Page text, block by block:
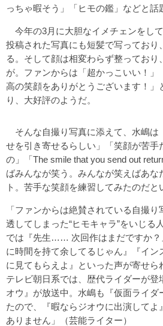
っちゃ暇そう」「ヒモの鑑」などと話
今年の3月に大胆なイメチェンをし
投稿された写真にも短髪で写っており
る。そして顔は相変わらず整っており
が。ファンからは「超かっこいい！」
高の笑顔をありがとうございます！」
り、大好評のようだ。
そんな自撮り写真に添えて、水嶋は
せを引き寄せるらしい」「笑顔が苦手
の」「The smile that you send out
ばみんなが笑う。みんなが笑えばあな
ト。苦手な笑顔を練習してみたのだと
「ファンからは絶賛されている自撮
透してしまった“ヒモキャラ”をいじる
では『先生…… 次回作はまだですか？
に時間を持て余してるじゃん』『イン
に見てもらえよ』といった声が寄せら
テレビ朝日系では、歴代ライダーが登
オウ』が放送中。水嶋も『仮面ライダ
たので、『暇ならジオウに出演してよ
ありません」（芸能ライター）